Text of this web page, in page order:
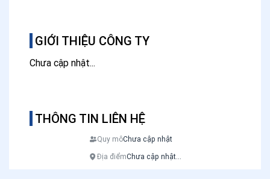
GIỚI THIỆU CÔNG TY
Chưa cập nhật...
THÔNG TIN LIÊN HỆ
Quy môChưa cập nhật
Địa điểmChưa cập nhật...